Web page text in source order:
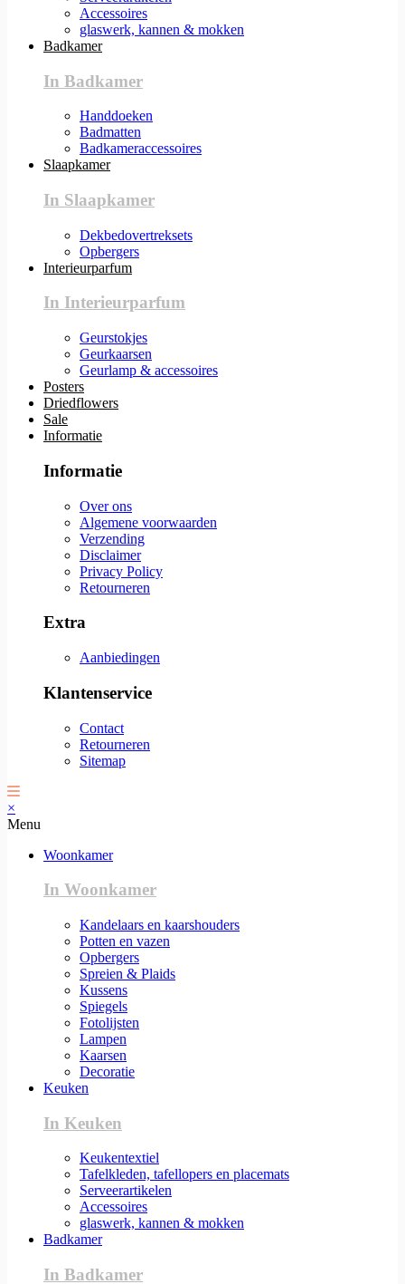
Accessoires
glaswerk, kannen & mokken
Badkamer
In Badkamer
Handdoeken
Badmatten
Badkameraccessoires
Slaapkamer
In Slaapkamer
Dekbedovertreksets
Opbergers
Interieurparfum
In Interieurparfum
Geurstokjes
Geurkaarsen
Geurlamp & accessoires
Posters
Driedflowers
Sale
Informatie
Informatie
Over ons
Algemene voorwaarden
Verzending
Disclaimer
Privacy Policy
Retourneren
Extra
Aanbiedingen
Klantenservice
Contact
Retourneren
Sitemap
×
Menu
Woonkamer
In Woonkamer
Kandelaars en kaarshouders
Potten en vazen
Opbergers
Spreien & Plaids
Kussens
Spiegels
Fotolijsten
Lampen
Kaarsen
Decoratie
Keuken
In Keuken
Keukentextiel
Tafelkleden, tafellopers en placemats
Serveerartikelen
Accessoires
glaswerk, kannen & mokken
Badkamer
In Badkamer